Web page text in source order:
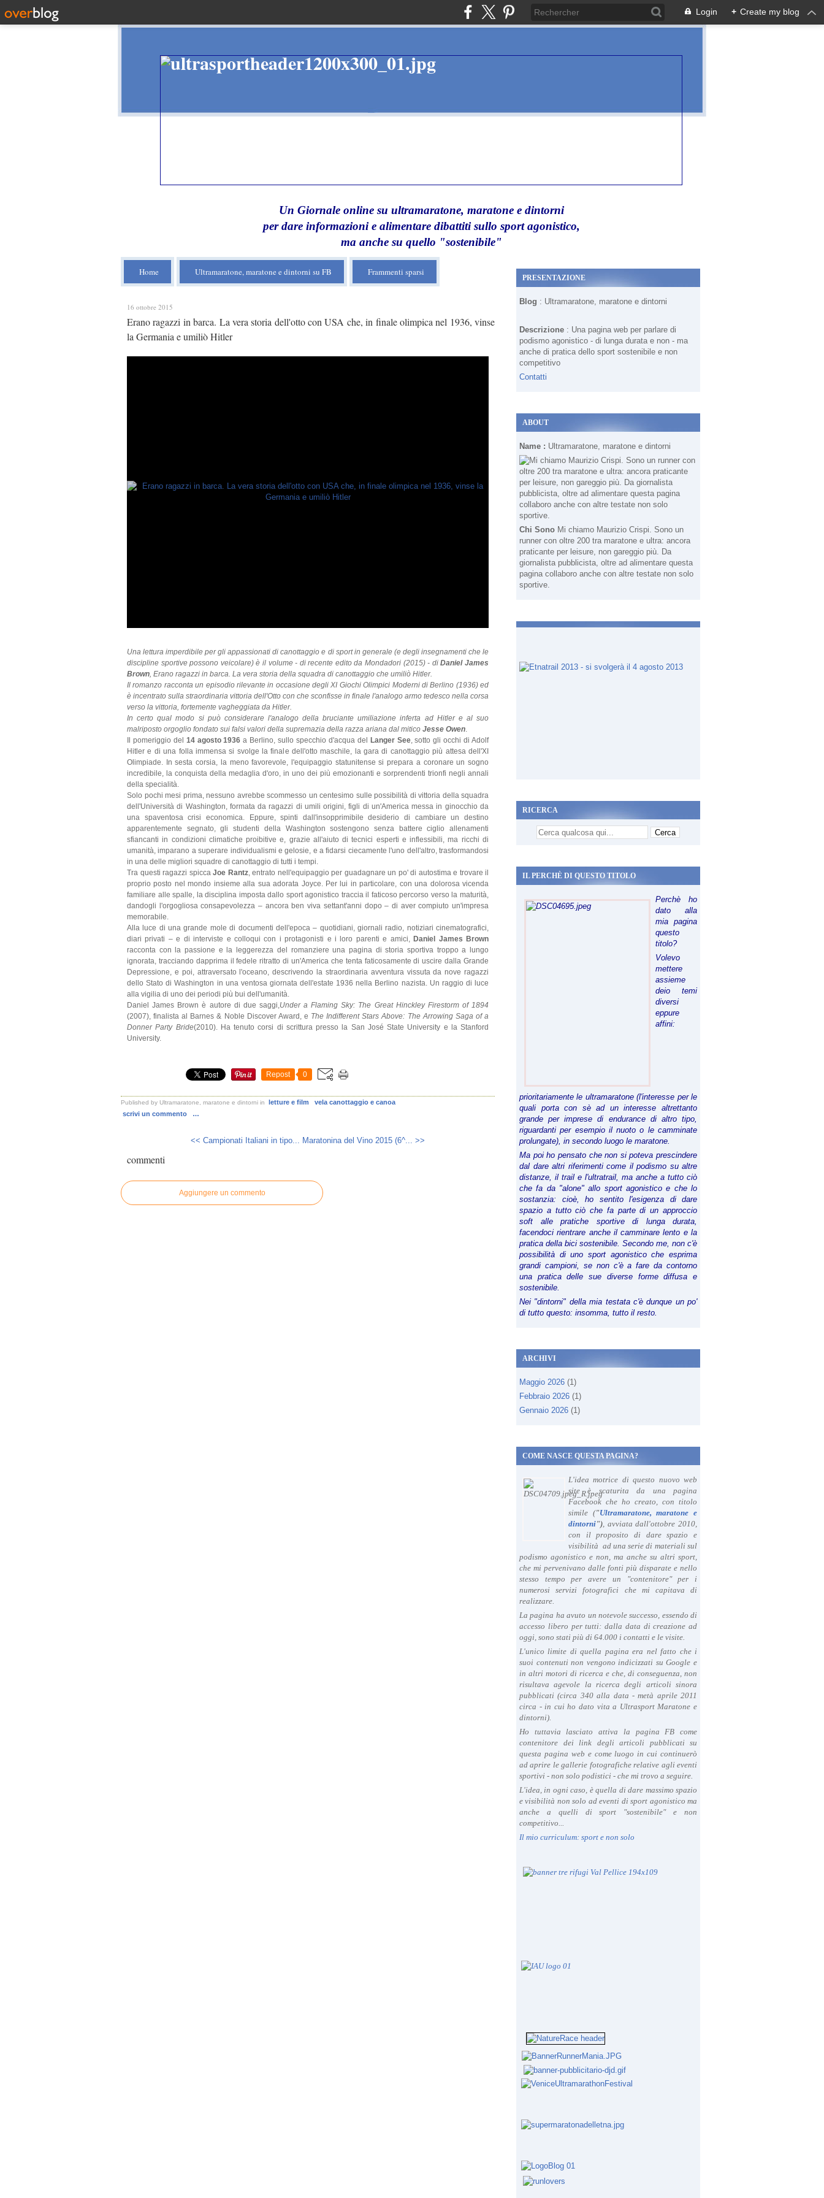
Login + Create my blog
Un Giornale online su ultramaratone, maratone e dintorni
per dare informazioni e alimentare dibattiti sullo sport agonistico,
ma anche su quello "sostenibile"
Home Ultramaratone, maratone e dintorni su FB Frammenti sparsi
16 ottobre 2015
Erano ragazzi in barca. La vera storia dell'otto con USA che, in finale olimpica nel 1936, vinse
la Germania e umiliò Hitler
Una lettura imperdibile per gli appassionati di canottaggio e di sport in generale (e degli insegnamenti che le
discipline sportive possono veicolare) è il volume - di recente edito da Mondadori (2015) - diDaniel James
Brown , Erano ragazzi in barca. La vera storia della squadra di canottaggio che umiliò Hitler.
Il romanzo racconta un episodio rilevante in occasione degli XI Giochi Olimpici Moderni di Berlino (1936) ed
è incentrato sulla straordinaria vittoria dell'Otto con che sconfisse in finale l'analogo armo tedesco nella corsa
verso la vittoria, fortemente vagheggiata da Hitler.
In certo qual modo si può considerare l'analogo della bruciante umiliazione inferta ad Hitler e al suo
malriposto orgoglio fondato sui falsi valori della supremazia della razza ariana dal mitico Jesse Owen
Il pomeriggio del 14 agosto 1936a Berlino, sullo specchio d'acqua del Langer See, sotto gli occhi di Adolf
Hitler e di una folla immensa si svolge la finale dell'otto maschile, la gara di canottaggio più attesa dell'XI
Olimpiade. In sesta corsia, la meno favorevole, l'equipaggio statunitense si prepara a coronare un sogno
incredibile, la conquista della medaglia d'oro, in uno dei più emozionanti e sorprendenti trionfi negli annali
della specialità.
Solo pochi mesi prima, nessuno avrebbe scommesso un centesimo sulle possibilità di vittoria della squadra
dell'Università di Washington, formata da ragazzi di umili origini, figli di un'America messa in ginocchio da
una spaventosa crisi economica. Eppure, spinti dall'insopprimibile desiderio di cambiare un destino
apparentemente segnato, gli studenti della Washington sostengono senza battere ciglio allenamenti
sfiancanti in condizioni climatiche proibitive e, grazie all'aiuto di tecnici esperti e inflessibili, ma ricchi di
umanità, imparano a superare individualismi e gelosie, e a fidarsi ciecamente l'uno dell'altro, trasformandosi
in una delle migliori squadre di canottaggio di tutti i tempi.
Tra questi ragazzi spicca Joe Rantz, entrato nell'equipaggio per guadagnare un po' di autostima e trovare il
proprio posto nel mondo insieme alla sua adorata Joyce. Per lui in particolare, con una dolorosa vicenda
familiare alle spalle, la disciplina imposta dallo sport agonistico traccia il faticoso percorso verso la maturità,
dandogli l'orgogliosa consapevolezza – ancora ben viva settant'anni dopo – di aver compiuto un'impresa
memorabile.
Alla luce di una grande mole di documenti dell'epoca – quotidiani, giornali radio, notiziari cinematografici,
diari privati – e di interviste e colloqui con i protagonisti e i loro parenti e amici,Daniel James Brown
racconta con la passione e la leggerezza del romanziere una pagina di storia sportiva troppo a lungo
ignorata, tracciando dapprima il fedele ritratto di un'America che tenta faticosamente di uscire dalla Grande
Depressione, e poi, attraversato l'oceano, descrivendo la straordinaria avventura vissuta da nove ragazzi
dello Stato di Washington in una ventosa giornata dell'estate 1936 nella Berlino nazista. Un raggio di luce
alla vigilia di uno dei periodi più bui dell'umanità.
Daniel James Brown è autore di due saggi, Under a Flaming Sky: The Great Hinckley Firestorm of 1894
(2007), finalista al Barnes & Noble Discover Award, e The Indifferent Stars Above: The Arrowing Saga of a
Donner Party Bride(2010). Ha tenuto corsi di scrittura presso la San José State University e la Stanford
University.
Repost 0
Published by Ultramaratone, maratone e dintorni in letture e film
vela canottaggio e canoa
scrivi un commento
…
<< Campionati Italiani in tipo... Maratonina del Vino 2015 (6^... >>
commenti
Aggiungere un commento
PRESENTAZIONE
Blog : Ultramaratone, maratone e dintorni
Descrizione : Una pagina web per parlare di
podismo agonistico - di lunga durata e non - ma
anche di pratica dello sport sostenibile e non
competitivo
Contatti
ABOUT
Name : Ultramaratone, maratone e dintorni
Chi Sono Mi chiamo Maurizio Crispi. Sono un
runner con oltre 200 tra maratone e ultra: ancora
praticante per leisure, non gareggio più. Da
giornalista pubblicista, oltre ad alimentare questa
pagina collaboro anche con altre testate non solo
sportive.
RICERCA
IL PERCHÈ DI QUESTO TITOLO
Perchè ho
dato alla
mia pagina
questo
titolo?
Volevo
mettere
assieme
deio temi
diversi
eppure
affini:
prioritariamente le ultramaratone (l'interesse per le
quali porta con sè ad un interesse altrettanto
grande per imprese di endurance di altro tipo,
riguardanti per esempio il nuoto o le camminate
prolungate), in secondo luogo le maratone.
Ma poi ho pensato che non si poteva prescindere
dal dare altri riferimenti come il podismo su altre
distanze, il trail e l'ultratrail, ma anche a tutto ciò
che fa da "alone" allo sport agonistico e che lo
sostanzia: cioè, ho sentito l'esigenza di dare
spazio a tutto ciò che fa parte di un approccio
soft alle pratiche sportive di lunga durata,
facendoci rientrare anche il camminare lento e la
pratica della bici sostenibile. Secondo me, non c'è
possibilità di uno sport agonistico che esprima
grandi campioni, se non c'è a fare da contorno
una pratica delle sue diverse forme diffusa e
sostenibile.
Nei "dintorni" della mia testata c'è dunque un po'
di tutto questo: insomma, tutto il resto.
ARCHIVI
Maggio 2026 (1)
Febbraio 2026 (1)
Gennaio 2026 (1)
COME NASCE QUESTA PAGINA?
L'idea motrice di questo nuovo web
site è scaturita da una pagina
Facebook che ho creato, con titolo
simile ("Ultramaratone, maratone e
dintorni"), avviata dall'ottobre 2010,
con il proposito di dare spazio e
visibilità ad una serie di materiali sul
podismo agonistico e non, ma anche su altri sport,
che mi pervenivano dalle fonti più disparate e nello
stesso tempo per avere un "contenitore" per i
numerosi servizi fotografici che mi capitava di
realizzare.
La pagina ha avuto un notevole successo, essendo di
accesso libero per tutti: dalla data di creazione ad
oggi, sono stati più di 64.000 i contatti e le visite.
L'unico limite di quella pagina era nel fatto che i
suoi contenuti non vengono indicizzati su Google e
in altri motori di ricerca e che, di conseguenza, non
risultava agevole la ricerca degli articoli sinora
pubblicati (circa 340 alla data - metà aprile 2011
circa - in cui ho dato vita a Ultrasport Maratone e
dintorni).
Ho tuttavia lasciato attiva la pagina FB come
contenitore dei link degli articoli pubblicati su
questa pagina web e come luogo in cui continuerò
ad aprire le gallerie fotografiche relative agli eventi
sportivi - non solo podistici - che mi trovo a seguire.
L'idea, in ogni caso, è quella di dare massimo spazio
e visibilità non solo ad eventi di sport agonistico ma
anche a quelli di sport "sostenibile" e non
competitivo...
Il mio curriculum: sport e non solo